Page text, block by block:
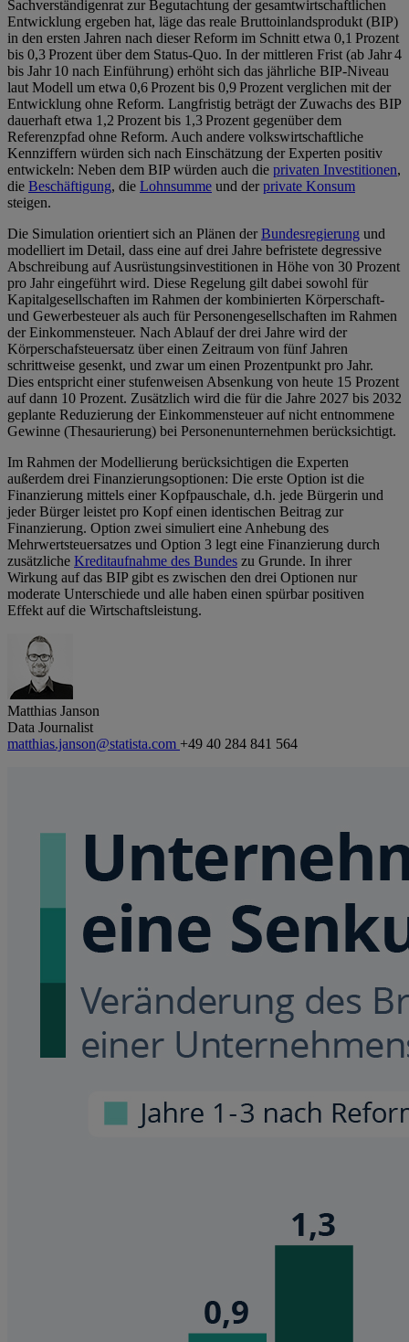
Sachverständigenrat zur Begutachtung der gesamtwirtschaftlichen
Entwicklung ergeben hat, läge das reale Bruttoinlandsprodukt (BIP)
in den ersten Jahren nach dieser Reform im Schnitt etwa 0,1 Prozent
bis 0,3 Prozent über dem Status‑Quo. In der mittleren Frist (ab Jahr 4
bis Jahr 10 nach Einführung) erhöht sich das jährliche BIP‑Niveau
laut Modell um etwa 0,6 Prozent bis 0,9 Prozent verglichen mit der
Entwicklung ohne Reform. Langfristig beträgt der Zuwachs des BIP
dauerhaft etwa 1,2 Prozent bis 1,3 Prozent gegenüber dem
Referenzpfad ohne Reform. Auch andere volkswirtschaftliche
Kennziffern würden sich nach Einschätzung der Experten positiv
entwickeln: Neben dem BIP würden auch die privaten Investitionen,
die Beschäftigung, die Lohnsumme und derprivate Konsum
steigen.
Die Simulation orientiert sich an Plänen derBundesregierung und
modelliert im Detail, dass eine auf drei Jahre befristete degressive
Abschreibung auf Ausrüstungsinvestitionen in Höhe von 30 Prozent
pro Jahr eingeführt wird. Diese Regelung gilt dabei sowohl für
Kapitalgesellschaften im Rahmen der kombinierten Körperschaft-
und Gewerbesteuer als auch für Personengesellschaften im Rahmen
der Einkommensteuer. Nach Ablauf der drei Jahre wird der
Körperschafsteuersatz über einen Zeitraum von fünf Jahren
schrittweise gesenkt, und zwar um einen Prozentpunkt pro Jahr.
Dies entspricht einer stufenweisen Absenkung von heute 15 Prozent
auf dann 10 Prozent. Zusätzlich wird die für die Jahre 2027 bis 2032
geplante Reduzierung der Einkommensteuer auf nicht entnommene
Gewinne (Thesaurierung) bei Personenunternehmen berücksichtigt.
Im Rahmen der Modellierung berücksichtigen die Experten
außerdem drei Finanzierungsoptionen: Die erste Option ist die
Finanzierung mittels einer Kopfpauschale, d.h. jede Bürgerin und
jeder Bürger leistet pro Kopf einen identischen Beitrag zur
Finanzierung. Option zwei simuliert eine Anhebung des
Mehrwertsteuersatzes und Option 3 legt eine Finanzierung durch
zusätzliche Kreditaufnahme des Bundes zu Grunde. In ihrer
Wirkung auf das BIP gibt es zwischen den drei Optionen nur
moderate Unterschiede und alle haben einen spürbar positiven
Effekt auf die Wirtschaftsleistung.
Matthias Janson
Data Journalist
matthias.janson@statista.com +49 40 284 841 564